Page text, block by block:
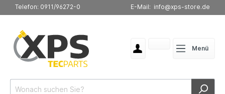
Telefon: 0911/96272-0 E-Mail: info@xps-store.de
Menü